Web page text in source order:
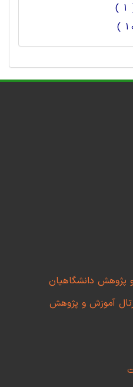
پژوهش دانشگاهیان
آموزش و پژوهش